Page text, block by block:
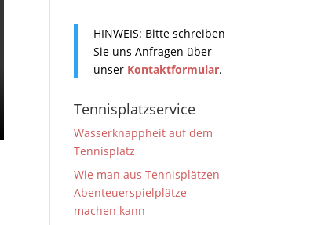
HINWEIS: Bitte schreiben
Sie uns Anfragen über
unser Kontaktformular.
Tennisplatzservice
Wasserknappheit auf dem
Tennisplatz
Wie man aus Tennisplätzen
Abenteuerspielplätze
machen kann